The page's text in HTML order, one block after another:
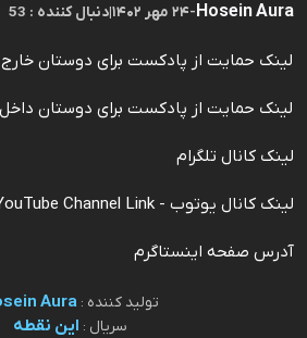
Hosein Aura
-۲۴ مهر ۱۴۰۲ |53 : دنبال کننده
لینک حمایت از پادکست برای دوستان خارج
لینک حمایت از پادکست برای دوستان
لینک کانال تلگرام
لینک کانال یوتوب - YouTube Channel Link:
آدرس صفحه اینستاگرم
تولید کننده : Aura
سریال : این نقطه